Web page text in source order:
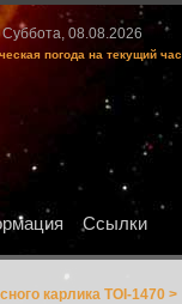
Суббота, 08.08.2026
погода на текущий час
Ссылки
карлика TOI-1470 >